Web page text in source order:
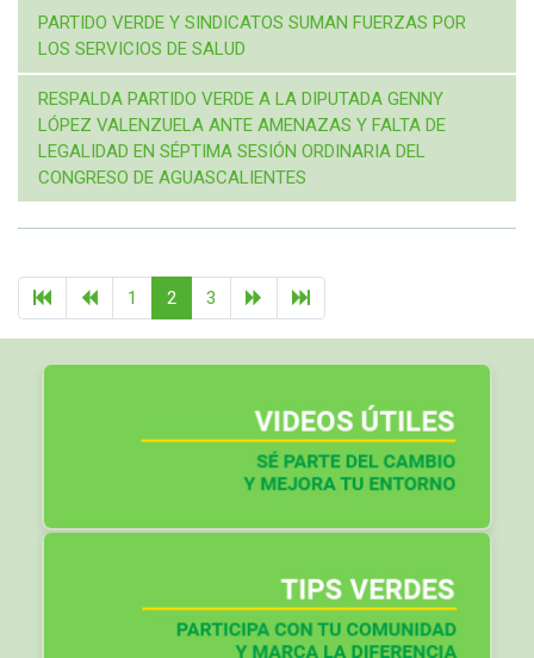
PARTIDO VERDE Y SINDICATOS SUMAN FUERZAS POR
LOS SERVICIOS DE SALUD
RESPALDA PARTIDO VERDE A LA DIPUTADA GENNY
LÓPEZ VALENZUELA ANTE AMENAZAS Y FALTA DE
LEGALIDAD EN SÉPTIMA SESIÓN ORDINARIA DEL
CONGRESO DE AGUASCALIENTES
1 2 3